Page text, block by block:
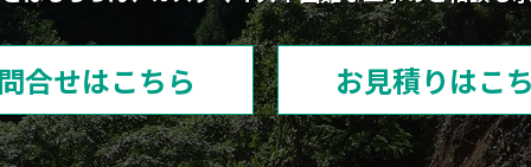
合せはこちら お見積りはこ